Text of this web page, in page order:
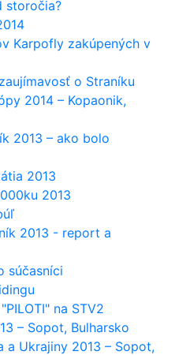
storočia?
Karpofly zakúpených v
o Straníku
2014 – Kopaonik,
2013 – ako bolo
2013
2013
2013 - report a
súčasníci
na STV2
– Sopot, Bulharsko
a Ukrajiny 2013 – Sopot,